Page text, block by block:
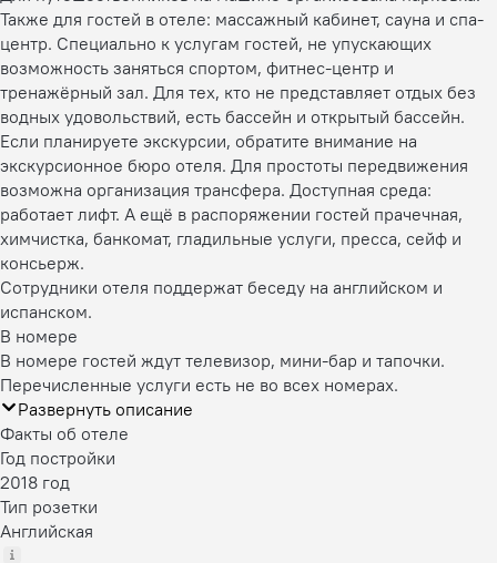
Также для гостей в отеле: массажный кабинет, сауна и спа-
центр. Специально к услугам гостей, не упускающих
возможность заняться спортом, фитнес-центр и
тренажёрный зал. Для тех, кто не представляет отдых без
водных удовольствий, есть бассейн и открытый бассейн.
Если планируете экскурсии, обратите внимание на
экскурсионное бюро отеля. Для простоты передвижения
возможна организация трансфера. Доступная среда:
работает лифт. А ещё в распоряжении гостей прачечная,
химчистка, банкомат, гладильные услуги, пресса, сейф и
консьерж.
Сотрудники отеля поддержат беседу на английском и
испанском.
В номере
В номере гостей ждут телевизор, мини-бар и тапочки.
Перечисленные услуги есть не во всех номерах.
Развернуть описание
Факты об отеле
Год постройки
2018 год
Тип розетки
Английская